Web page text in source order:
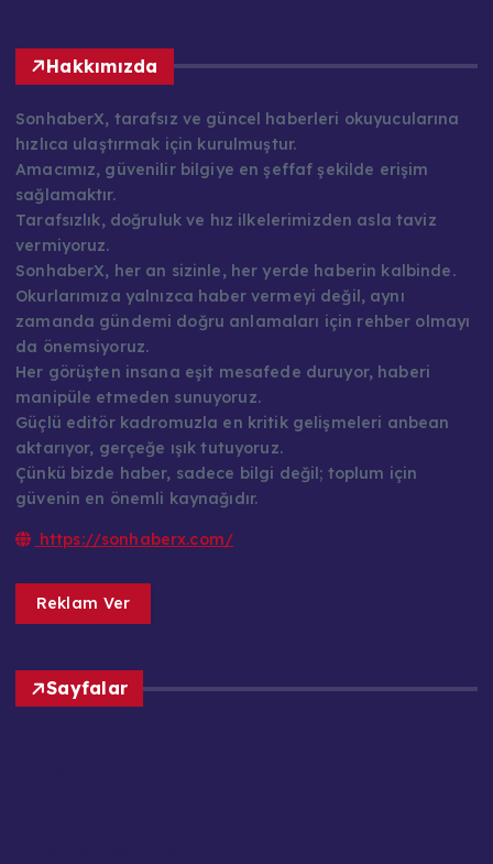
Hakkımızda
SonhaberX, tarafsız ve güncel haberleri okuyucularına
hızlıca ulaştırmak için kurulmuştur.
Amacımız, güvenilir bilgiye en şeffaf şekilde erişim
sağlamaktır.
Tarafsızlık, doğruluk ve hız ilkelerimizden asla taviz
vermiyoruz.
SonhaberX, her an sizinle, her yerde haberin kalbinde.
Okurlarımıza yalnızca haber vermeyi değil, aynı
zamanda gündemi doğru anlamaları için rehber olmayı
da önemsiyoruz.
Her görüşten insana eşit mesafede duruyor, haberi
manipüle etmeden sunuyoruz.
Güçlü editör kadromuzla en kritik gelişmeleri anbean
aktarıyor, gerçeğe ışık tutuyoruz.
Çünkü bizde haber, sadece bilgi değil; toplum için
güvenin en önemli kaynağıdır.
https://sonhaberx.com/
Reklam Ver
Sayfalar